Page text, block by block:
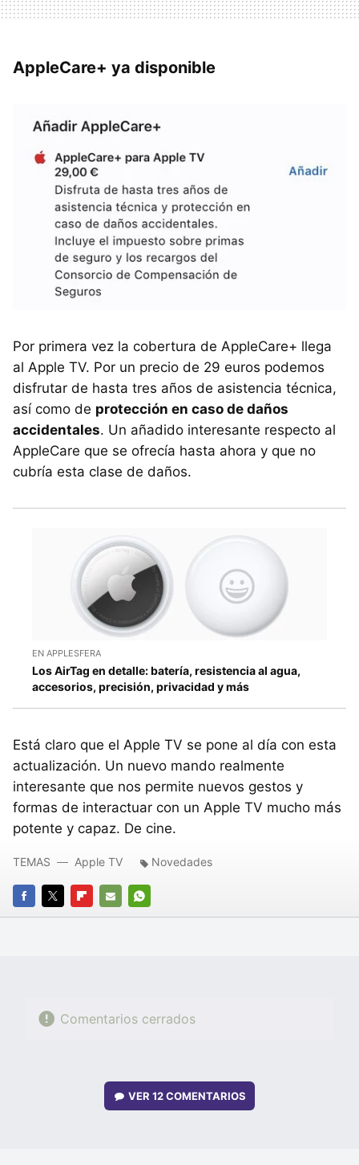
AppleCare+ ya disponible
Por primera vez la cobertura de AppleCare+ llega
al Apple TV. Por un precio de 29 euros podemos
disfrutar de hasta tres años de asistencia técnica,
así como de protección en caso de daños
accidentales. Un añadido interesante respecto al
AppleCare que se ofrecía hasta ahora y que no
cubría esta clase de daños.
EN APPLESFERA
Los AirTag en detalle: batería, resistencia al agua,
accesorios, precisión, privacidad y más
Está claro que el Apple TV se pone al día con esta
actualización. Un nuevo mando realmente
interesante que nos permite nuevos gestos y
formas de interactuar con un Apple TV mucho más
potente y capaz. De cine.
FACEBOOK
TWITTERFLIPBOARD
E-
WHATSAPP
TEMAS Apple TV Novedades
Comentarios cerrados
VER12 COMENTARIOS